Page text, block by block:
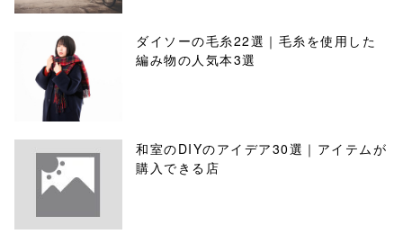
ダイソーの毛糸22選｜毛糸を使用した
編み物の人気本3選
和室のDIYのアイデア30選｜アイテムが
購入できる店